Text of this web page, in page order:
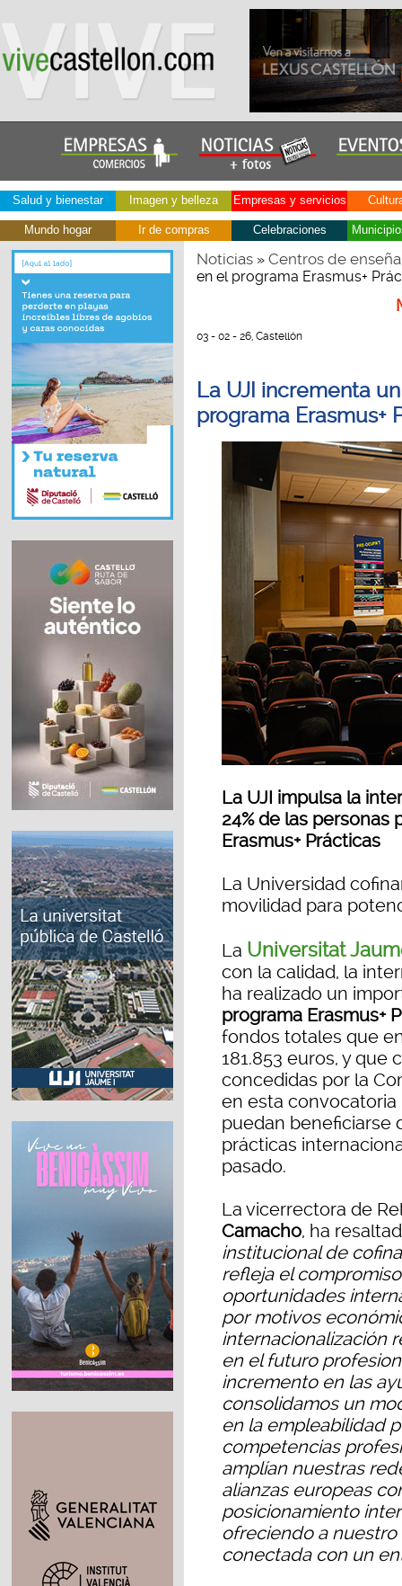
Salud y bienestar Imagen y belleza Empresas y servicios
Mundo hogar Ir de compras Celebraciones
Noticias» Centros de
en el programa Erasmus+
03 - 02 - 26, Castellón
La UJI incrementa
programa Erasmus+
La UJI impulsa la
24% de las personas
Erasmus+ Prácticas
La Universidad
movilidad para
La Universitat
con la calidad, la
ha realizado un
programa Erasmus+
fondos totales que
181.853 euros, y
concedidas por la
en esta convocatoria
puedan beneficiarse
prácticas
pasado.
La vicerrectora de
Camacho, ha
institucional de
refleja el
oportunidades
por motivos
internacionalización
en el futuro
incremento en las
consolidamos un
en la empleabilidad
competencias
amplían nuestras
alianzas europeas
posicionamiento
ofreciendo a
conectada con un